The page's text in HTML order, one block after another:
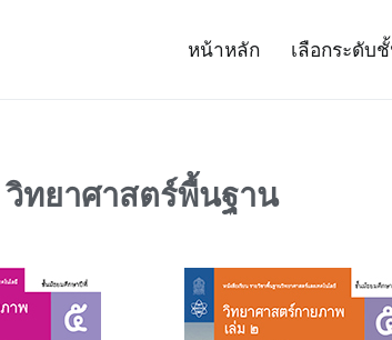
หน้าหลัก เลือกระดับ
วิทยาศาสตร์พื้นฐาน